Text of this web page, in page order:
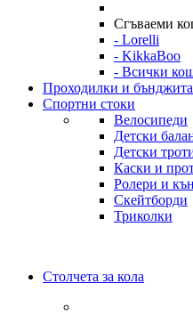
Сгъваеми
- Lorelli
- KikkaBoo
- Всички
Проходилки и бънджита
Спортни стоки
Велосипеди
Детски
Детски
Каски и
Ролери и
Скейтборди
Триколки
Столчета за кола